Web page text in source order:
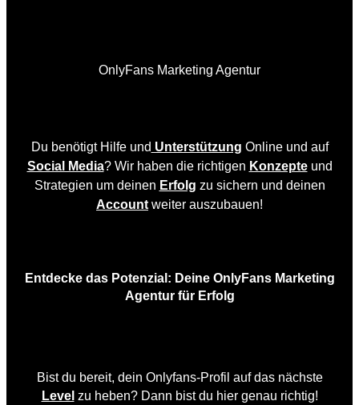
OnlyFans Marketing Agentur
Du benötigt Hilfe und Unterstützung Online und auf
Social Media? Wir haben die richtigen Konzepteund
Strategien um deinen Erfolg zu sichern und deinen
Account weiter auszubauen!
Entdecke das Potenzial: Deine OnlyFans Marketing
Agentur für Erfolg
Bist du bereit, dein Onlyfans-Profil auf das nächste
Level zu heben? Dann bist du hier genau richtig!